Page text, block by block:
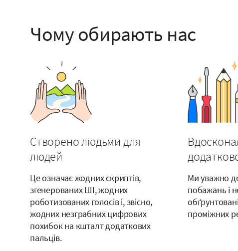
Чому обирають нас
Створено людьми для
людей
Це означає жодних скриптів,
згенерованих ШІ, жодних
роботизованих голосів і, звісно,
жодних незграбних цифрових
похибок на кшталт додаткових
пальців.
Ми уважно
побажань і
проміжних